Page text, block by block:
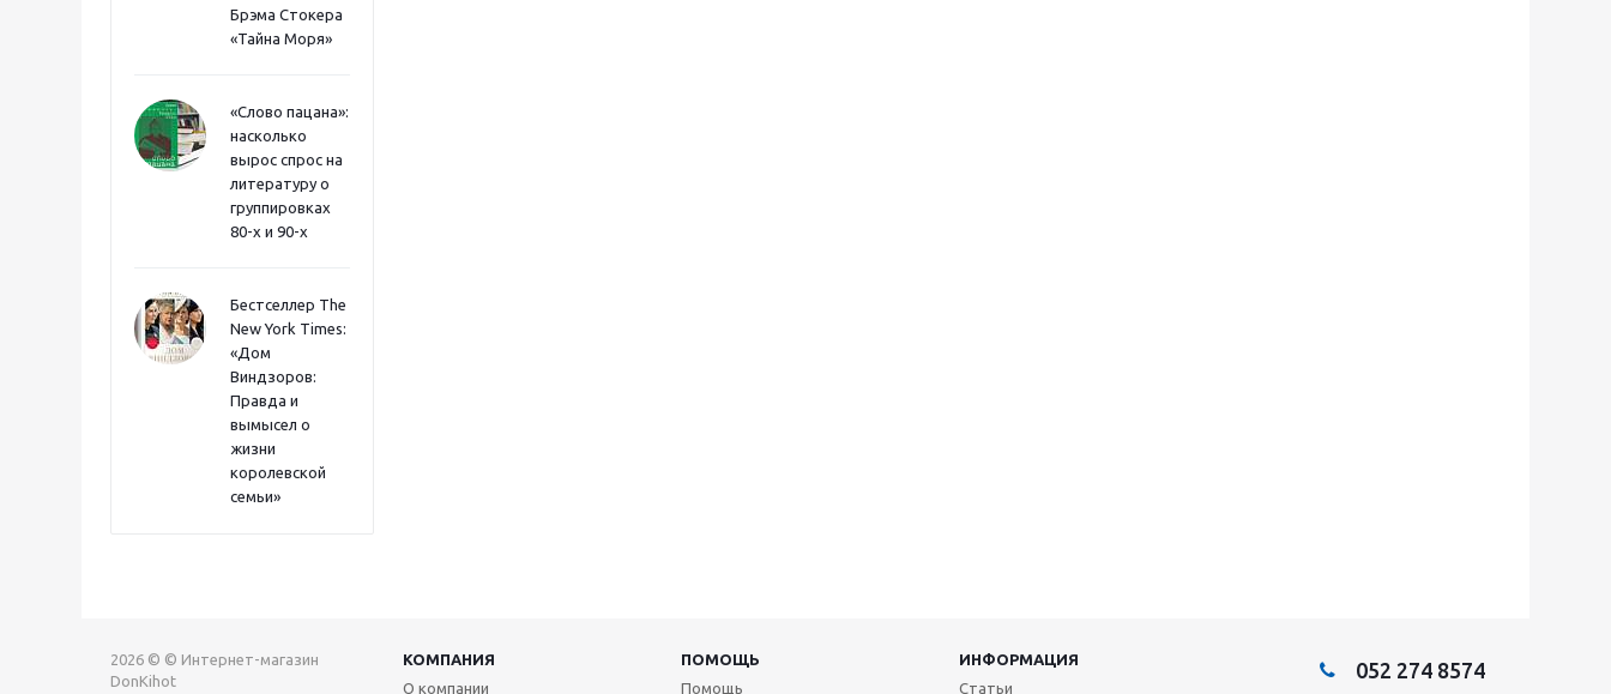
Брэма Стокера
«Тайна Моря»
«Слово пацана»:
насколько
вырос спрос на
литературу о
группировках
80-х и 90-х
Бестселлер The
New York Times:
«Дом
Виндзоров:
Правда и
вымысел о
жизни
королевской
семьи»
2026 © © Интернет-магазин
DonKihot
КОМПАНИЯ ПОМОЩЬ
ИНФОРМАЦИЯ
О компании
Помощь Статьи
052 274 8574